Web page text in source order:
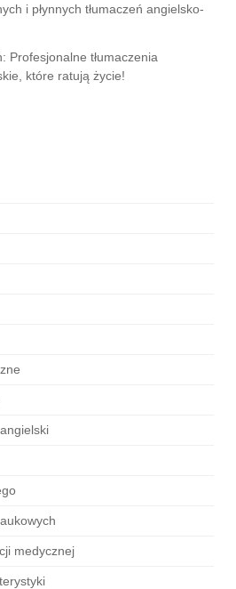
i płynnych tłumaczeń angielsko-
Profesjonalne tłumaczenia
które ratują życie!
medycznej